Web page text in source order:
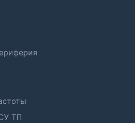
ТП